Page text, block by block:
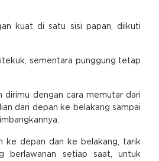
kuat di satu sisi papan, diikuti
sementara punggung tetap
dirimu dengan cara memutar dari
dari depan ke belakang sampai
ke depan dan ke belakang, tarik
berlawanan setiap saat, untuk